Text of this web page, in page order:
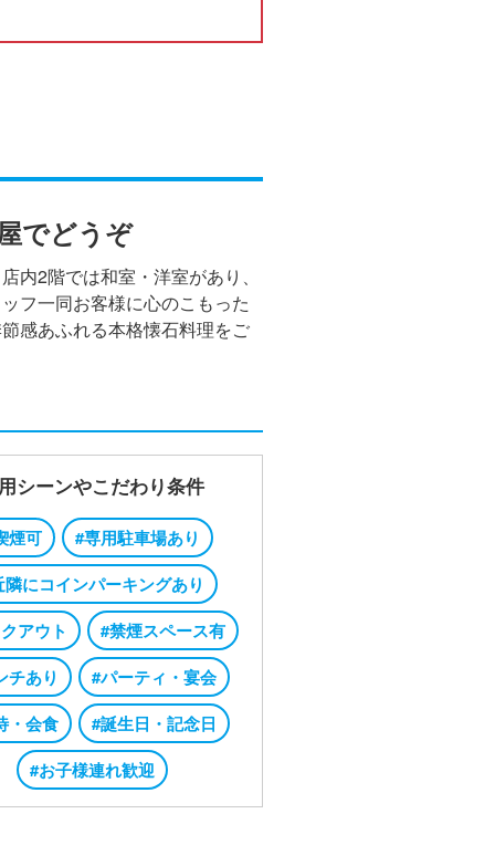
でどうぞ
内2階では和室・洋室があり、
フ一同お客様に心のこもった
感あふれる本格懐石料理をご
シーンやこだわり条件
煙可
#専用駐車場あり
隣にコインパーキングあり
アウト
#禁煙スペース有
チあり
#パーティ・宴会
・会食
#誕生日・記念日
#お子様連れ歓迎